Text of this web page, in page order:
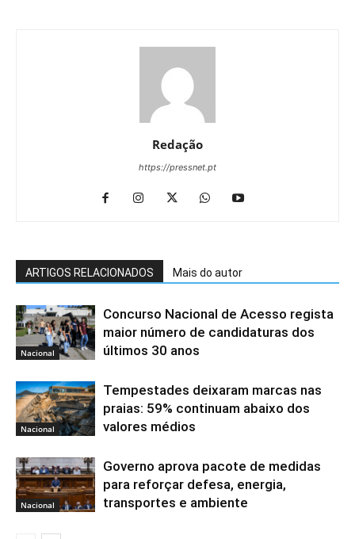
Redação
https://pressnet.pt
ARTIGOS RELACIONADOS Mais do autor
Nacional
Concurso Nacional de Acesso regista
maior número de candidaturas dos
últimos 30 anos
Nacional
Tempestades deixaram marcas nas
praias: 59% continuam abaixo dos
valores médios
Nacional
Governo aprova pacote de medidas
para reforçar defesa, energia,
transportes e ambiente